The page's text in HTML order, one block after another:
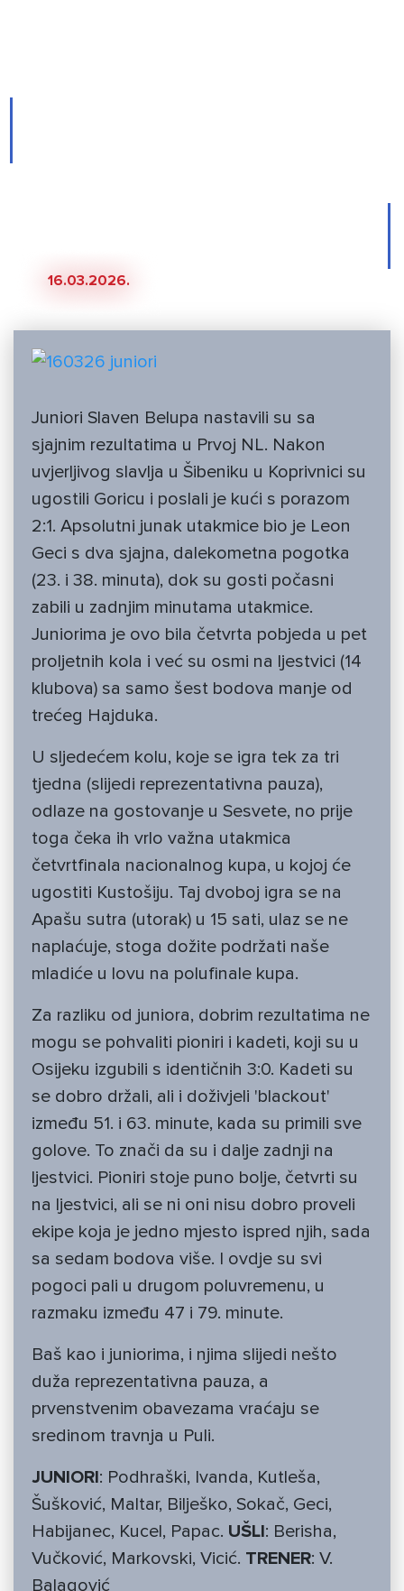
16.03.2026.
Juniori Slaven Belupa nastavili su sa
sjajnim rezultatima u Prvoj NL. Nakon
uvjerljivog slavlja u Šibeniku u Koprivnici su
ugostili Goricu i poslali je kući s porazom
2:1. Apsolutni junak utakmice bio je Leon
Geci s dva sjajna, dalekometna pogotka
(23. i 38. minuta), dok su gosti počasni
zabili u zadnjim minutama utakmice.
Juniorima je ovo bila četvrta pobjeda u pet
proljetnih kola i već su osmi na ljestvici (14
klubova) sa samo šest bodova manje od
trećeg Hajduka.
U sljedećem kolu, koje se igra tek za tri
tjedna (slijedi reprezentativna pauza),
odlaze na gostovanje u Sesvete, no prije
toga čeka ih vrlo važna utakmica
četvrtfinala nacionalnog kupa, u kojoj će
ugostiti Kustošiju. Taj dvoboj igra se na
Apašu sutra (utorak) u 15 sati, ulaz se ne
naplaćuje, stoga dožite podržati naše
mladiće u lovu na polufinale kupa.
Za razliku od juniora, dobrim rezultatima ne
mogu se pohvaliti pioniri i kadeti, koji su u
Osijeku izgubili s identičnih 3:0. Kadeti su
se dobro držali, ali i doživjeli 'blackout'
između 51. i 63. minute, kada su primili sve
golove. To znači da su i dalje zadnji na
ljestvici. Pioniri stoje puno bolje, četvrti su
na ljestvici, ali se ni oni nisu dobro proveli
ekipe koja je jedno mjesto ispred njih, sada
sa sedam bodova više. I ovdje su svi
pogoci pali u drugom poluvremenu, u
razmaku između 47 i 79. minute.
Baš kao i juniorima, i njima slijedi nešto
duža reprezentativna pauza, a
prvenstvenim obavezama vraćaju se
sredinom travnja u Puli.
JUNIORI: Podhraški, Ivanda, Kutleša,
Šušković, Maltar, Bilješko, Sokač, Geci,
Habijanec, Kucel, Papac. UŠLI: Berisha,
Vučković, Markovski, Vicić. TRENER: V.
Balagović